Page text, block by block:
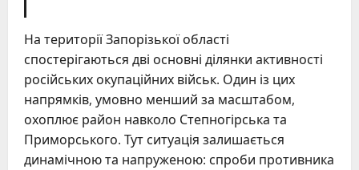
На території Запорізької області
спостерігаються дві основні ділянки активності
російських окупаційних військ. Один із цих
напрямків, умовно менший за масштабом,
охоплює район навколо Степногірська та
Приморського. Тут ситуація залишається
динамічною та напруженою: спроби противника